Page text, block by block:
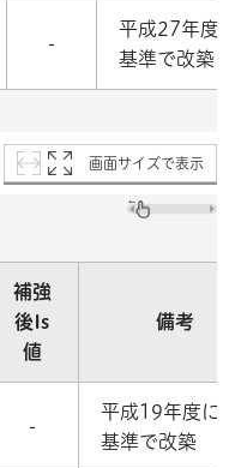
-
平成27年度
基準で改築
画面サイズで表示
補強
後Is
値
備考
-
平成19年度に
基準で改築